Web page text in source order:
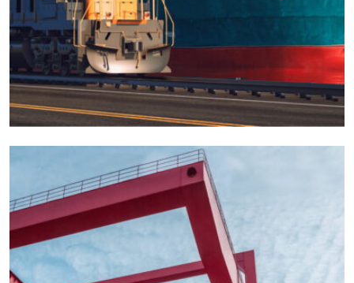
CARGO EXPEDITED
International Freight